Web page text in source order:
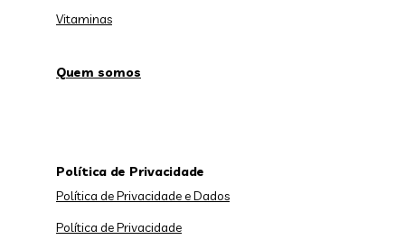
Vitaminas
Quem somos
Política de Privacidade
Política de Privacidade e Dados
Política de Privacidade